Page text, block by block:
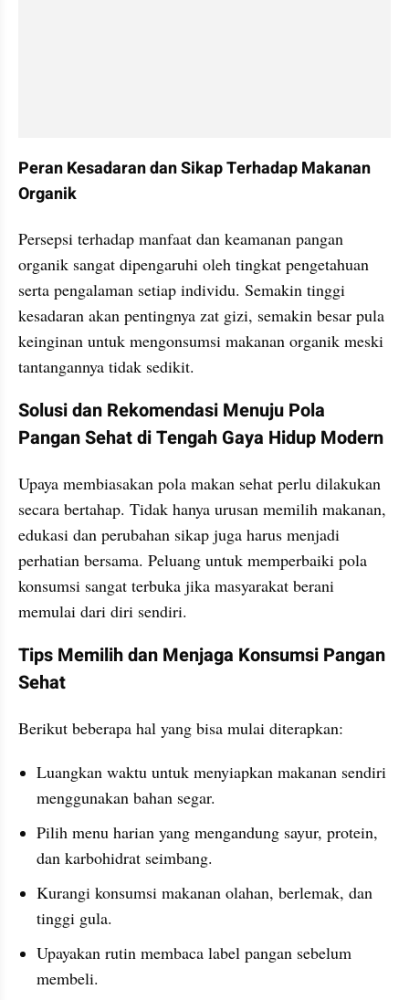
Peran Kesadaran dan Sikap Terhadap Makanan
Organik
Persepsi terhadap manfaat dan keamanan pangan
organik sangat dipengaruhi oleh tingkat pengetahuan
serta pengalaman setiap individu. Semakin tinggi
kesadaran akan pentingnya zat gizi, semakin besar pula
keinginan untuk mengonsumsi makanan organik meski
tantangannya tidak sedikit.
Solusi dan Rekomendasi Menuju Pola
Pangan Sehat di Tengah Gaya Hidup Modern
Upaya membiasakan pola makan sehat perlu dilakukan
secara bertahap. Tidak hanya urusan memilih makanan,
edukasi dan perubahan sikap juga harus menjadi
perhatian bersama. Peluang untuk memperbaiki pola
konsumsi sangat terbuka jika masyarakat berani
memulai dari diri sendiri.
Tips Memilih dan Menjaga Konsumsi Pangan
Sehat
Berikut beberapa hal yang bisa mulai diterapkan:
Luangkan waktu untuk menyiapkan makanan sendiri
menggunakan bahan segar.
Pilih menu harian yang mengandung sayur, protein,
dan karbohidrat seimbang.
Kurangi konsumsi makanan olahan, berlemak, dan
tinggi gula.
Upayakan rutin membaca label pangan sebelum
membeli.